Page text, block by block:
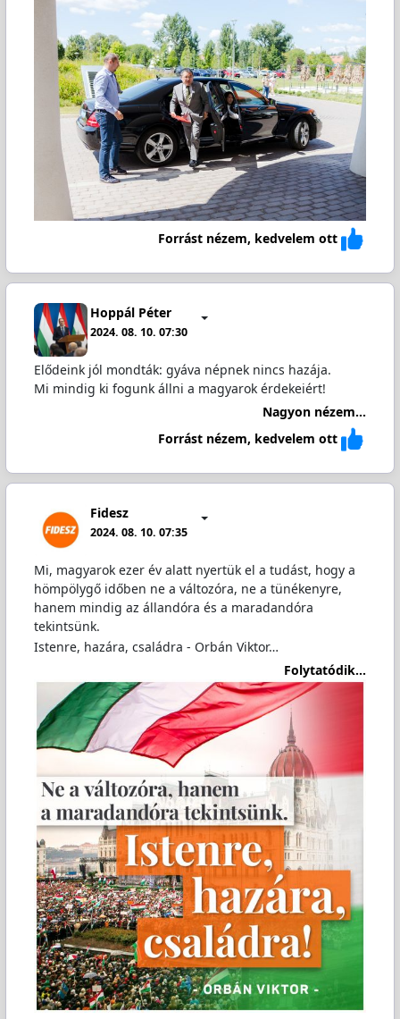
Forrást nézem, kedvelem ott
Hoppál Péter
2024. 08. 10. 07:30
Elődeink jól mondták: gyáva népnek nincs hazája.
Mi mindig ki fogunk állni a magyarok érdekeiért!
Nagyon nézem...
Forrást nézem, kedvelem ott
Fidesz
2024. 08. 10. 07:35
Mi, magyarok ezer év alatt nyertük el a tudást, hogy a
hömpölygő időben ne a változóra, ne a tünékenyre,
hanem mindig az állandóra és a maradandóra
tekintsünk.
Istenre, hazára, családra - Orbán Viktor…
Folytatódik...